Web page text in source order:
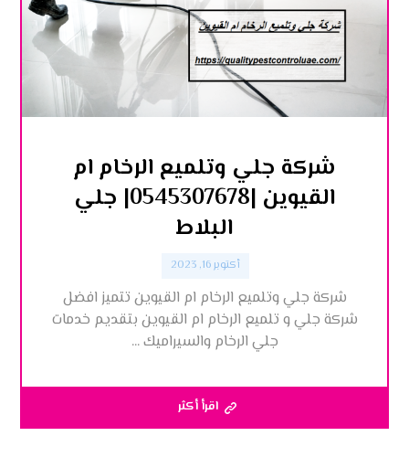
شركة جلي وتلميع الرخام ام
القيوين |0545307678| جلي
البلاط
أكتوبر 16, 2023
شركة جلي وتلميع الرخام ام القيوين تتميز افضل
شركة جلي و تلميع الرخام ام القيوين بتقديم خدمات
جلي الرخام والسيراميك ...
اقرأ أكثر